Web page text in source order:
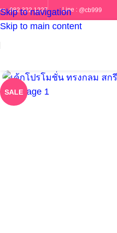
Skip to navigation
Skip to main content
ร : 082 322 1227 Line : @cb999
SALE